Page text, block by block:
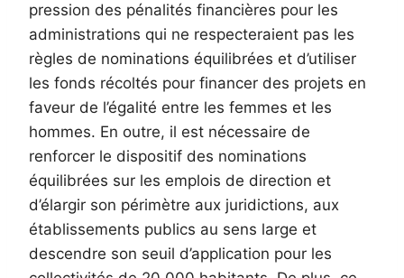
pression des pénalités financières pour les
administrations qui ne respecteraient pas les
règles de nominations équilibrées et d’utiliser
les fonds récoltés pour financer des projets en
faveur de l’égalité entre les femmes et les
hommes. En outre, il est nécessaire de
renforcer le dispositif des nominations
équilibrées sur les emplois de direction et
d’élargir son périmètre aux juridictions, aux
établissements publics au sens large et
descendre son seuil d’application pour les